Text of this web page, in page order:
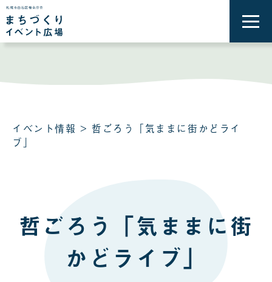
ニ
イベント情報 > 哲ごろう「気ままに街かどライ
ブ」
哲ごろう「気ままに街
かどライブ」